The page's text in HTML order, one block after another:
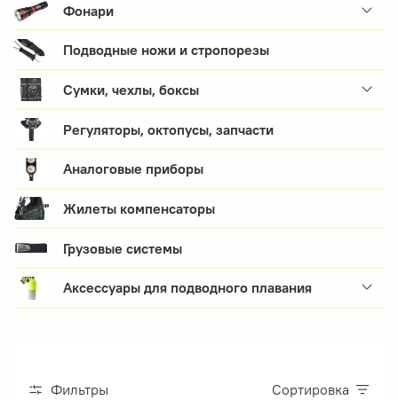
Фонари
Подводные ножи и стропорезы
Сумки, чехлы, боксы
Регуляторы, октопусы, запчасти
Аналоговые приборы
Жилеты компенсаторы
Грузовые системы
Аксессуары для подводного плавания
Фильтры Сортировка